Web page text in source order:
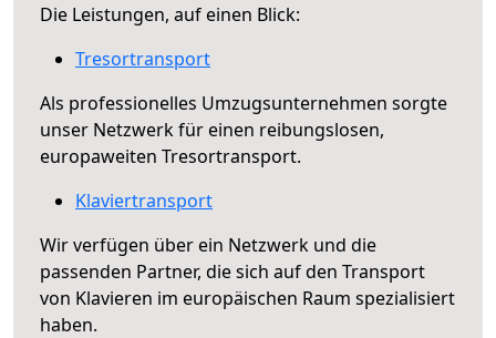
Die Leistungen, auf einen Blick:
Tresortransport
Als professionelles Umzugsunternehmen sorgte
unser Netzwerk für einen reibungslosen,
europaweiten Tresortransport.
Klaviertransport
Wir verfügen über ein Netzwerk und die
passenden Partner, die sich auf den Transport
von Klavieren im europäischen Raum spezialisiert
haben.